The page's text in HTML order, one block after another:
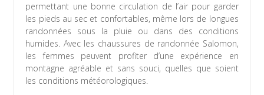
permettant une bonne circulation de l’air pour garder
les pieds au sec et confortables, même lors de longues
randonnées sous la pluie ou dans des conditions
humides. Avec les chaussures de randonnée Salomon,
les femmes peuvent profiter d’une expérience en
montagne agréable et sans souci, quelles que soient
les conditions météorologiques.